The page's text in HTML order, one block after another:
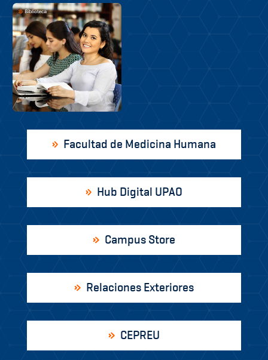
Facultad de Medicina Humana
Hub Digital UPAO
Campus Store
Relaciones Exteriores
CEPREU